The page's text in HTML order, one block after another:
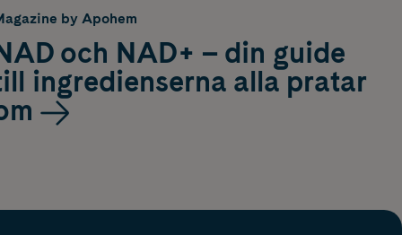
by Apohem
och NAD+ – din guide
ingredienserna alla pratar